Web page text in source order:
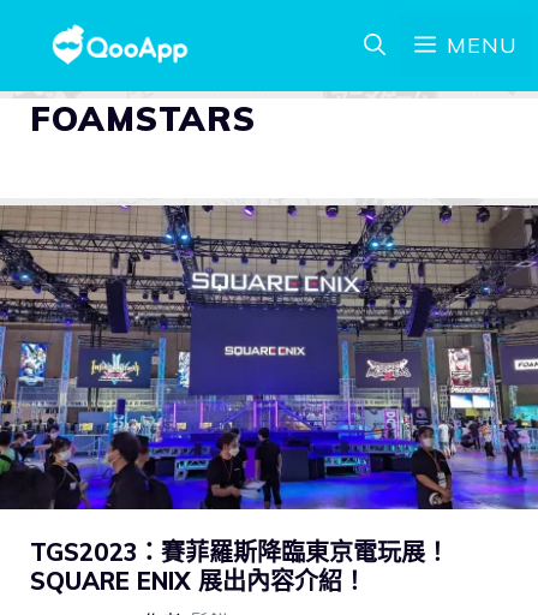
MENU
FOAMSTARS
TGS2023：賽菲羅斯降臨東京電玩展！
SQUARE ENIX 展出內容介紹！